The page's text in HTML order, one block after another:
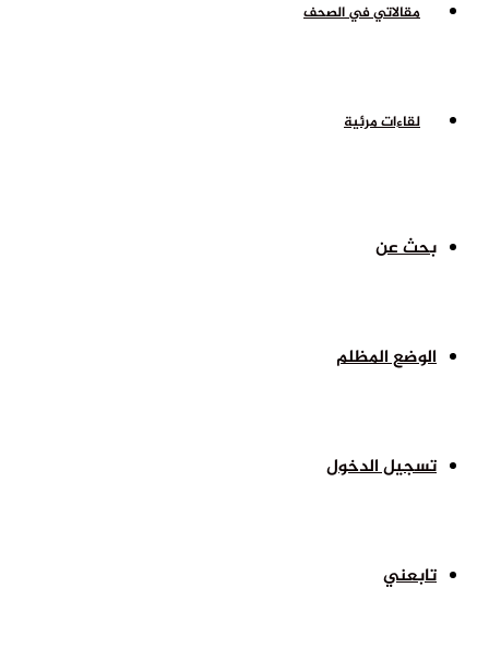
مقالاتي في الصحف
لقاءات مرئية
بحث عن
الوضع المظلم
تسجيل الدخول
تابعني